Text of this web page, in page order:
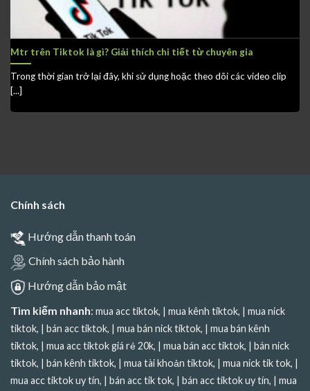
Mtr trên Tiktok là gì? Giải thích chi tiết từ chuyên gia
Trong thời gian trở lại đây, khi sử dụng hoặc theo dõi các video clip
[...]
Chính sách
Hướng dẫn thanh toán
Chính sách bảo hành
Hướng dẫn bảo mật
Tìm kiếm nhanh: mua acc tiktok, | mua kênh tiktok, | mua nick
tiktok, | bán acc tiktok, | mua bán nick tiktok, | mua bán kênh
tiktok, | mua acc tiktok giá rẻ 20k, | mua bán acc tiktok, | bán nick
tiktok, | bán kênh tiktok, | mua tài khoản tiktok, | mua nick tik tok, |
mua acc tiktok uy tín, | bán acc tik tok, | bán acc tiktok uy tín, | mua